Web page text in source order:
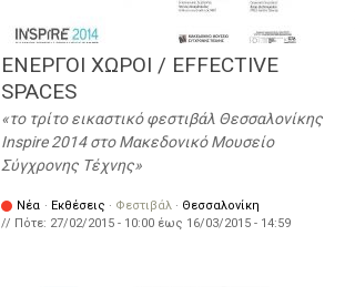
EΝΕΡΓΟΙ ΧΩΡΟΙ / EFFECTIVE
SPACES
το τρίτο εικαστικό φεστιβάλ Θεσσαλονίκης
Inspire 2014 στο Μακεδονικό Μουσείο
Σύγχρονης Τέχνης
Νέα · Εκθέσεις · Φεστιβάλ · Θεσσαλονίκη
// Πότε: 27/02/2015 - 10:00 έως 16/03/2015 - 14:59